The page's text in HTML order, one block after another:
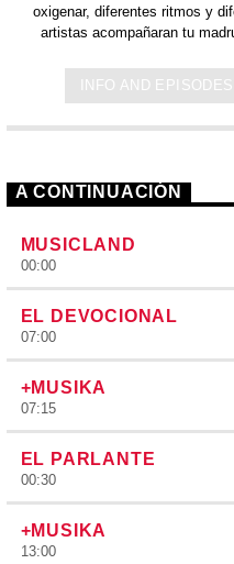
oxigenar, diferentes ritmos y
artistas acompañaran tu
INFO AND EPISODES
A CONTINUACIÓN
MUSICLAND
00:00
EL DEVOCIONAL
07:00
+MUSIKA
07:15
EL PARLANTE
00:30
+MUSIKA
13:00